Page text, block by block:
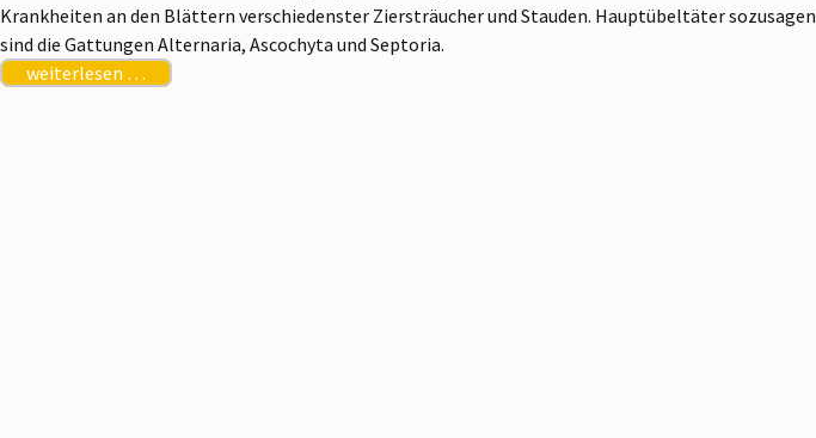
Krankheiten an den Blättern verschiedenster Ziersträucher und Stauden. Hauptübeltäter sozusagen
sind die Gattungen Alternaria, Ascochyta und Septoria.
weiterlesen …